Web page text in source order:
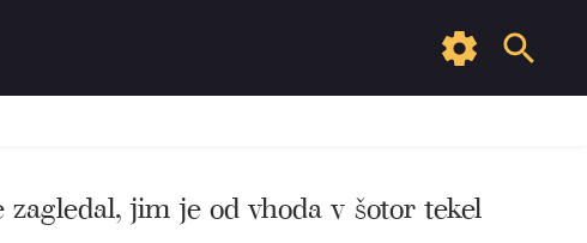
jim je od vhoda v šotor tekel